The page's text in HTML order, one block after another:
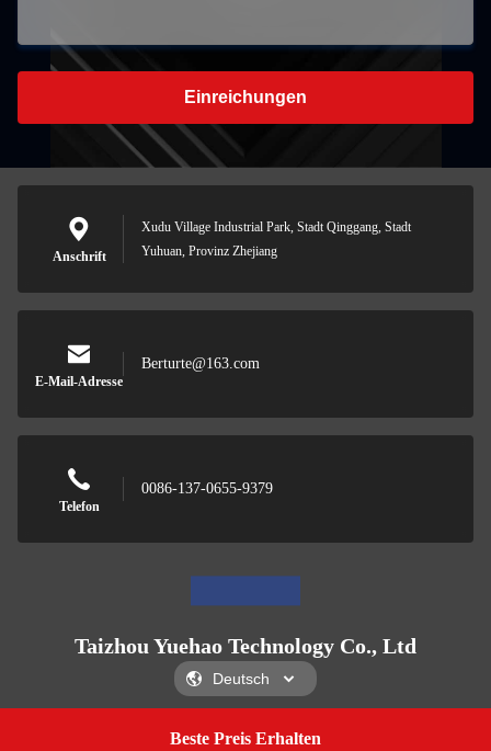
Beste Preis Erhalten
Einreichungen
Anschrift
Xudu Village Industrial Park, Stadt Qinggang, Stadt
Yuhuan, Provinz Zhejiang
E-Mail-Adresse
Berturte@163.com
Telefon
0086-137-0655-9379
Taizhou Yuehao Technology Co., Ltd
Taizhou Yuehao Technology Co., Ltd
Get A Quote